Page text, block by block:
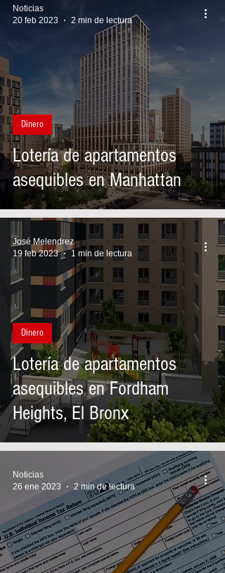
Lotería de apartamentos
asequibles en Manhattan
Dinero
Noticias
20 feb 2023
2 min de lectura
Lotería de apartamentos
asequibles en Fordham
Heights, El Bronx
Dinero
José Melendrez
19 feb 2023
1 min de lectura
Noticias
26 ene 2023
2 min de lectura